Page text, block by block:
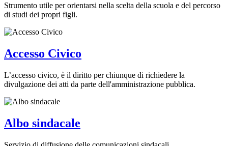
Strumento utile per orientarsi nella scelta della scuola e del percorso
di studi dei propri figli.
Accesso Civico
L’accesso civico, è il diritto per chiunque di richiedere la
divulgazione dei atti da parte dell'amministrazione pubblica.
Albo sindacale